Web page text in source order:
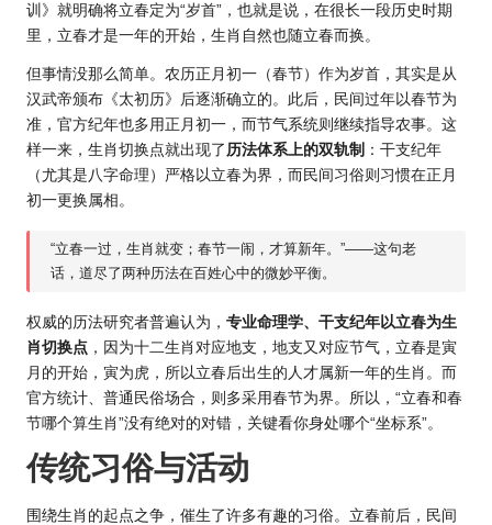
训》就明确将立春定为“岁首”，也就是说，在很长一段历史时期
里，立春才是一年的开始，生肖自然也随立春而换。
但事情没那么简单。农历正月初一（春节）作为岁首，其实是从
汉武帝颁布《太初历》后逐渐确立的。此后，民间过年以春节为
准，官方纪年也多用正月初一，而节气系统则继续指导农事。这
样一来，生肖切换点就出现了 历法体系上的双轨制 ：干支纪年
（尤其是八字命理）严格以立春为界，而民间习俗则习惯在正月
初一更换属相。
“立春一过，生肖就变；春节一闹，才算新年。”——这句老
话，道尽了两种历法在百姓心中的微妙平衡。
权威的历法研究者普遍认为， 专业命理学、干支纪年以立春为生
肖切换点 ，因为十二生肖对应地支，地支又对应节气，立春是寅
月的开始，寅为虎，所以立春后出生的人才属新一年的生肖。而
官方统计、普通民俗场合，则多采用春节为界。所以，“立春和春
节哪个算生肖”没有绝对的对错，关键看你身处哪个“坐标系”。
传统习俗与活动
围绕生肖的起点之争，催生了许多有趣的习俗。立春前后，民间